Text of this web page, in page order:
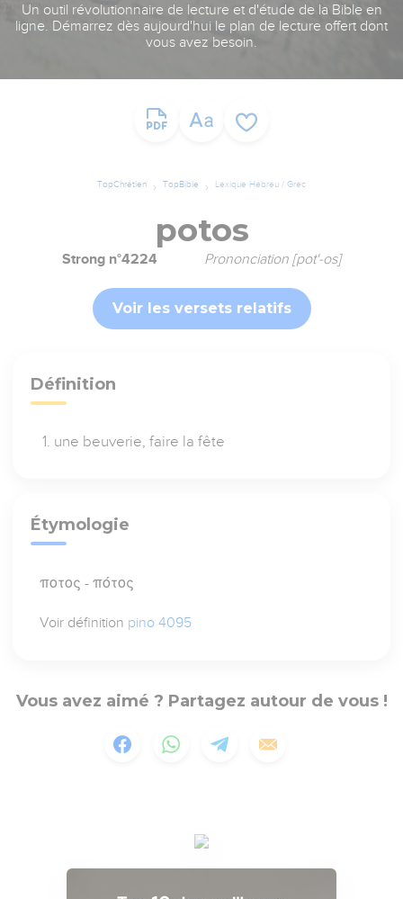
Un outil révolutionnaire de lecture et d'étude de la Bible en
ligne. Démarrez dès aujourd'hui le plan de lecture offert dont
vous avez besoin.
TopChrétien TopBible Lexique Hébreu / Grec
potos
Strong n°4224 Prononciation [pot'-os]
Voir les versets relatifs
Définition
une beuverie, faire la fête
Étymologie
ποτος - πότος
Voir définition pino 4095
Vous avez aimé ? Partagez autour de vous !